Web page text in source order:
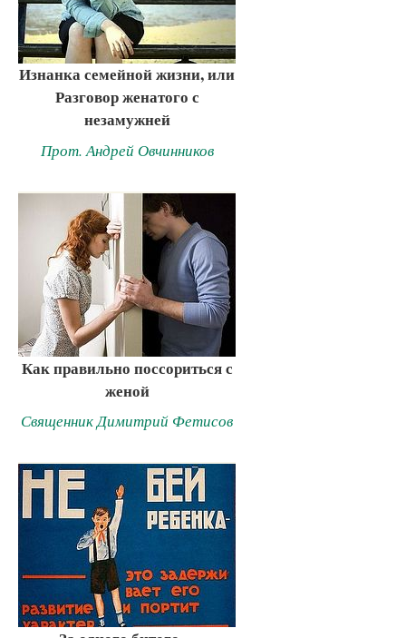
Изнанка семейной жизни, или
Разговор женатого с
незамужней
Прот. Андрей Овчинников
Как правильно поссориться с
женой
Священник Димитрий Фетисов